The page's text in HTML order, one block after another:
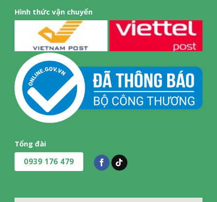
Hình thức vận chuyển
Tổng đài
0939 176 479